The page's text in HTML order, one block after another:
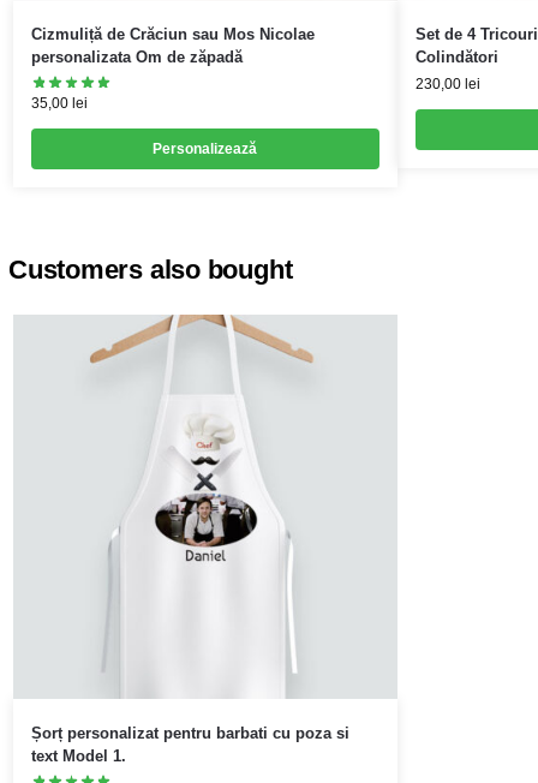
Cizmuliță de Crăciun sau Mos Nicolae
personalizata Om de zăpadă
35,00 lei
Personalizează
Set de 4
Colindători
230,00 lei
Customers also bought
Șorț personalizat pentru barbati cu poza si
text Model 1.